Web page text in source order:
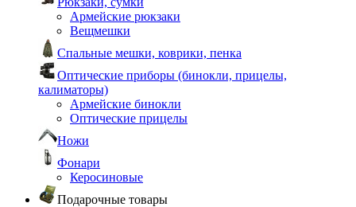
Армейские рюкзаки
Вещмешки
Спальные мешки, коврики, пенка
Оптические приборы (бинокли, прицелы,
калиматоры)
Армейские бинокли
Оптические прицелы
Ножи
Фонари
Керосиновые
Подарочные товары